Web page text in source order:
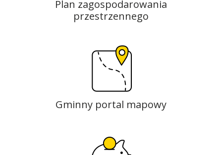
Plan zagospodarowania
przestrzennego
Gminny portal mapowy